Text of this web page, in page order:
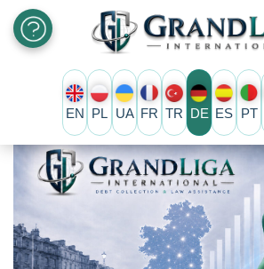
EN PL UA FR TR DE ES PT